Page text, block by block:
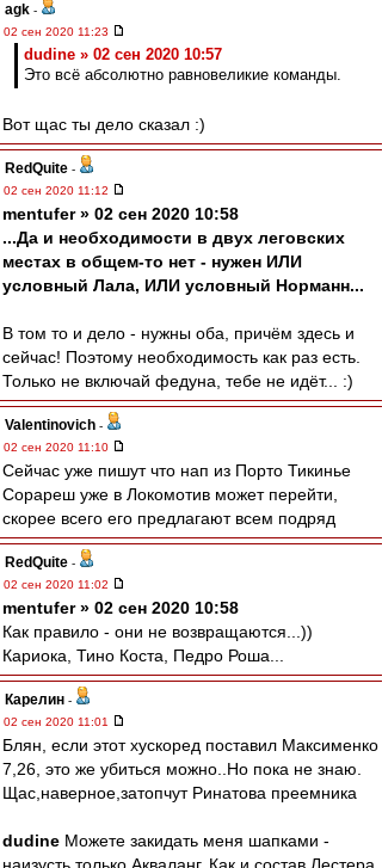
agk -
02 сен 2020 11:23
dudine » 02 сен 2020 10:57
Это всё абсолютно равновеликие команды.
Вот щас ты дело сказал :)
RedQuite -
02 сен 2020 11:12
mentufer » 02 сен 2020 10:58
...Да и необходимости в двух леговских
местах в общем-то нет - нужен ИЛИ
условный Лала, ИЛИ условный Норманн...
В том то и дело - нужны оба, причём здесь и
сейчас! Поэтому необходимость как раз есть.
Только не включай федуна, тебе не идёт... :)
Valentinovich -
02 сен 2020 11:10
Сейчас уже пишут что нап из Порто Тикинье
Сорареш уже в Локомотив может перейти,
скорее всего его предлагают всем подряд
RedQuite -
02 сен 2020 11:02
mentufer » 02 сен 2020 10:58
Как правило - они не возвращаются...))
Кариока, Тино Коста, Педро Роша...
Карелин -
02 сен 2020 11:01
Блян, если этот хускоред поставил Максименко
7,26, это же убиться можно..Но пока не знаю.
Щас,наверное,затопчут Ринатова преемника
dudine Можете закидать меня шапками -